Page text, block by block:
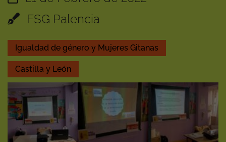
FSG Palencia
Igualdad de género y Mujeres Gitanas
Castilla y León